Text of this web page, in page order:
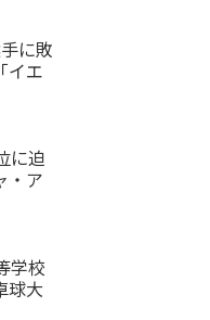
に敗
イエ
横浜
に迫
・ア
ンズ
学校
球大